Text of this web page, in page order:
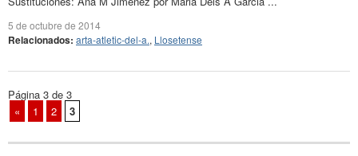
5 de octubre de 2014
Relacionados: arta-atletic-del-a., Llosetense
Página 3 de 3
«
1 2 3